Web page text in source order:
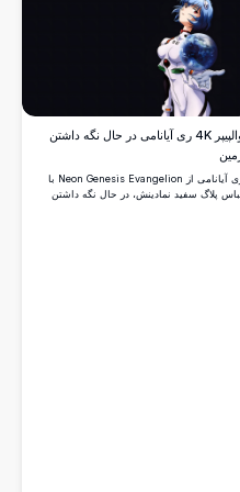
و رهاشده‌ترین حالتش به تصویر می‌کشد.
والپیپر 4K ری آیانامی در حال نگه داشتن
ری آیانامی از Neon Genesis Evangelion با
پلاگ سفید نمادینش، در حال نگه داشتن